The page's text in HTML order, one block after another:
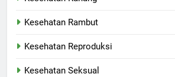
Kesehatan Rambut
Kesehatan Reproduksi
Kesehatan Seksual